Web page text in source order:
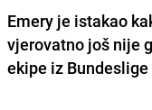
Emery je istakao
vjerovatno još nije
ekipe iz